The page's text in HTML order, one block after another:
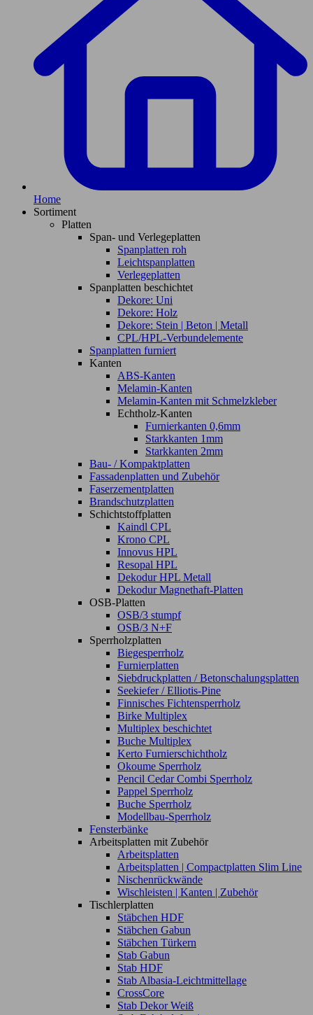
Home
Sortiment
Platten
Span- und Verlegeplatten
Spanplatten roh
Leichtspanplatten
Verlegeplatten
Spanplatten beschichtet
Dekore: Uni
Dekore: Holz
Dekore: Stein | Beton | Metall
CPL/HPL-Verbundelemente
Spanplatten furniert
Kanten
ABS-Kanten
Melamin-Kanten
Melamin-Kanten mit Schmelzkleber
Echtholz-Kanten
Furnierkanten 0,6mm
Starkkanten 1mm
Starkkanten 2mm
Bau- / Kompaktplatten
Fassadenplatten und Zubehör
Faserzementplatten
Brandschutzplatten
Schichtstoffplatten
Kaindl CPL
Krono CPL
Innovus HPL
Resopal HPL
Dekodur HPL Metall
Dekodur Magnethaft-Platten
OSB-Platten
OSB/3 stumpf
OSB/3 N+F
Sperrholzplatten
Biegesperrholz
Furnierplatten
Siebdruckplatten / Betonschalungsplatten
Seekiefer / Elliotis-Pine
Finnisches Fichtensperrholz
Birke Multiplex
Multiplex beschichtet
Buche Multiplex
Kerto Furnierschichtholz
Okoume Sperrholz
Pencil Cedar Combi Sperrholz
Pappel Sperrholz
Buche Sperrholz
Modellbau-Sperrholz
Fensterbänke
Arbeitsplatten mit Zubehör
Arbeitsplatten
Arbeitsplatten | Compactplatten Slim Line
Nischenrückwände
Wischleisten | Kanten | Zubehör
Tischlerplatten
Stäbchen HDF
Stäbchen Gabun
Stäbchen Türkern
Stab Gabun
Stab HDF
Stab Albasia-Leichtmittellage
CrossCore
Stab Dekor Weiß